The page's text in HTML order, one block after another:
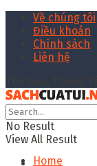
Về chúng tôi
Điều khoản
Chính sách
Liên hệ
No Result
View All Result
Home